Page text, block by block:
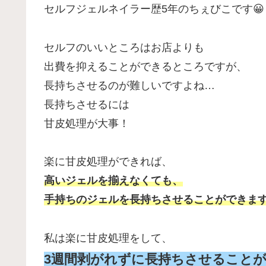
セルフジェルネイラー歴5年のちぇびこです😀
セルフのいいところはお店よりも
出費を抑えることができるところですが、
長持ちさせるのが難しいですよね…
長持ちさせるには
甘皮処理が大事！
楽に甘皮処理ができれば、
高いジェルを揃えなくても、
手持ちのジェルを長持ちさせることができま
私は楽に甘皮処理をして、
3週間剥がれずに長持ちさせること